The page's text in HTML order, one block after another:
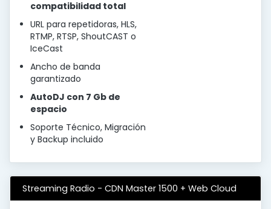
compatibilidad total
URL para repetidoras, HLS,
RTMP, RTSP, ShoutCAST o
IceCast
Ancho de banda
garantizado
AutoDJ con 7 Gb de
espacio
Soporte Técnico, Migración
y Backup incluido
Streaming Radio - CDN Master 1500 + Web Cloud